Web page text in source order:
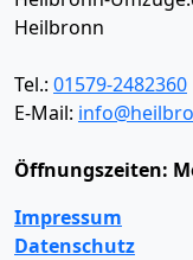
Heilbronn
Tel.: 01579-2482360
E-Mail:
Öffnungszeiten:
Impressum
Datenschutz